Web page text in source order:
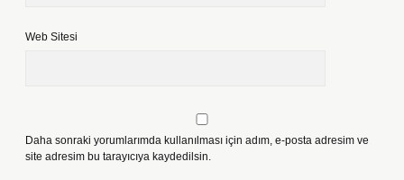
Web Sitesi
Daha sonraki yorumlarımda kullanılması için adım, e-posta adresim ve
site adresim bu tarayıcıya kaydedilsin.